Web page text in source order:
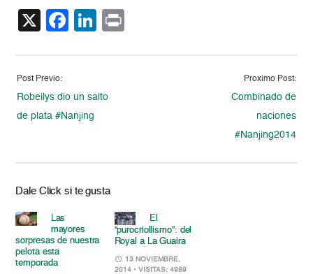
X Facebook
LinkedIn
Post Previo:
Robeilys dio un salto
de plata #Nanjing
Proximo Post:
Combinado de
naciones
#Nanjing2014
Dale Click si te gusta
Las
mayores
sorpresas de nuestra
pelota esta
temporada
El
“purocriollismo”: del
Royal a La Guaira
13 NOVIEMBRE,
2014 • VISITAS: 4989